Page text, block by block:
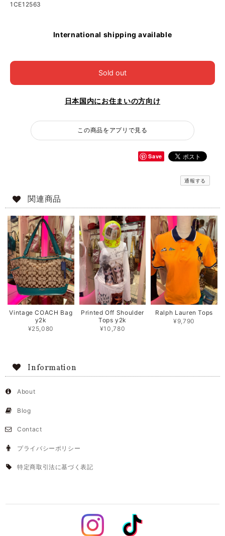
1CE12563
International shipping available
Sold out
日本国内にお住まいの方向け
この商品をアプリで見る
Save
通報する
関連商品
Vintage COACH Bag
y2k
¥25,080
Printed Off Shoulder
Tops y2k
¥10,780
Ralph Lauren Tops
¥9,790
Information
About
Blog
Contact
プライバシーポリシー
特定商取引法に基づく表記